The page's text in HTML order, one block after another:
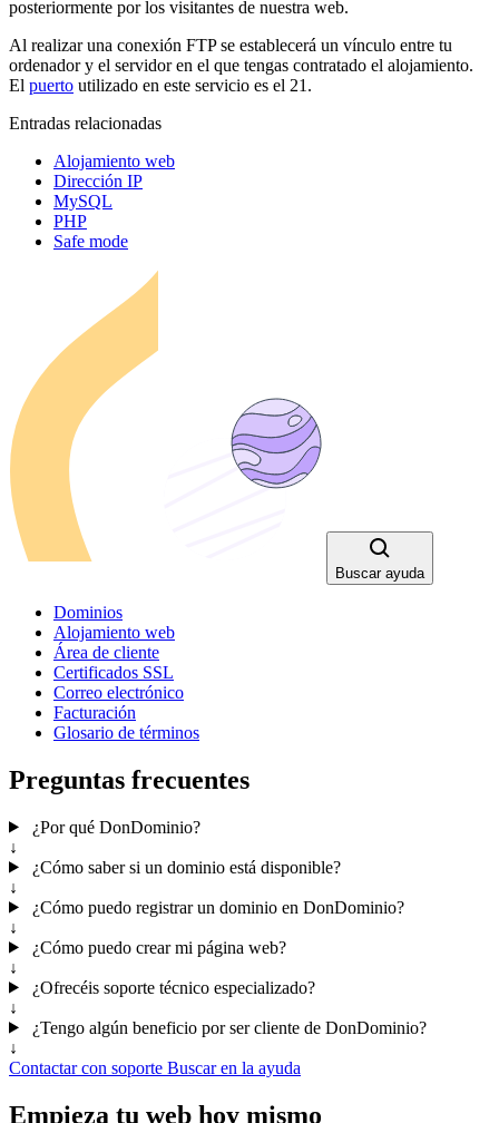
posteriormente por los visitantes de nuestra web.
Al realizar una conexión FTP se establecerá un vínculo entre tu
ordenador y el servidor en el que tengas contratado el alojamiento.
El puerto utilizado en este servicio es el 21.
Entradas relacionadas
Alojamiento web
Dirección IP
MySQL
PHP
Safe mode
Buscar ayuda
Dominios
Alojamiento web
Área de cliente
Certificados SSL
Correo electrónico
Facturación
Glosario de términos
Preguntas frecuentes
¿Por qué DonDominio?
↓
¿Cómo saber si un dominio está disponible?
↓
¿Cómo puedo registrar un dominio en DonDominio?
↓
¿Cómo puedo crear mi página web?
↓
¿Ofrecéis soporte técnico especializado?
↓
¿Tengo algún beneficio por ser cliente de DonDominio?
↓
Contactar con soporte Buscar en la ayuda
Empieza tu web hoy mismo